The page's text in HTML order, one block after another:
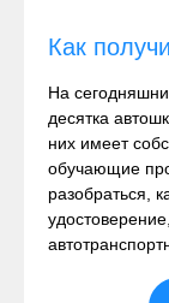
Как
На
десятка
них имеет
обучающие
разобраться,